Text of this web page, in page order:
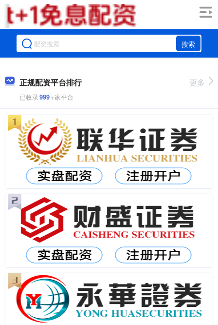
搜索
正规配资平台排行
已收录999+家平台
更多